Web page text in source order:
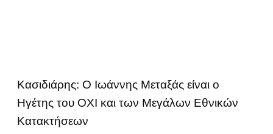
Κασιδιάρης: Ο Ιωάννης Μεταξάς είναι ο
Ηγέτης του ΟΧΙ και των Μεγάλων Εθνικών
Κατακτήσεων